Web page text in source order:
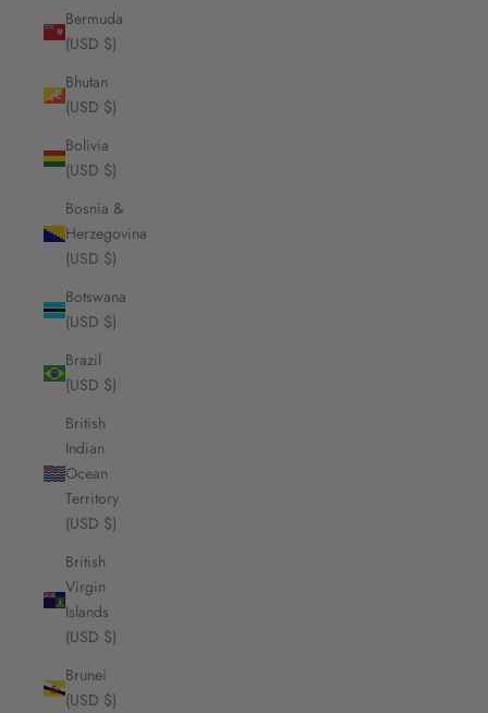
Bermuda
(USD $)
Bhutan
(USD $)
Bolivia
(USD $)
Bosnia &
Herzegovina
(USD $)
Botswana
(USD $)
Brazil
(USD $)
British
Indian
Ocean
Territory
(USD $)
British
Virgin
Islands
(USD $)
Brunei
(USD $)